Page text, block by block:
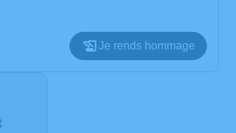
Je rends hommage